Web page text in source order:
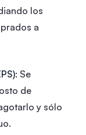
los
a
Se
de
y sólo